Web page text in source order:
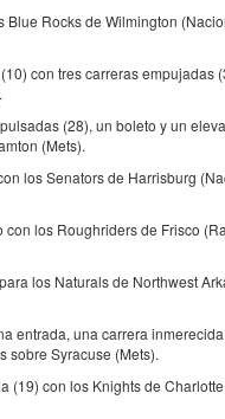
Rocks de Wilmington
con tres carreras empujadas
(28), un boleto y un
(Mets).
los Senators de Harrisburg
los Roughriders de Frisco
los Naturals de Northwest
entrada, una carrera
sobre Syracuse (Mets).
(19) con los Knights de